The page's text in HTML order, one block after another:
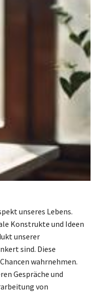
unseres Lebens.
Konstrukte und Ideen
unserer
sind. Diese
wahrnehmen.
Gespräche und
von